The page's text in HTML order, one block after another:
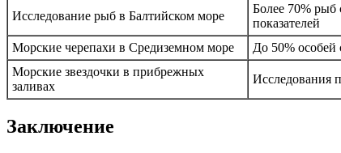
Исследование рыб в Балтийском море
Более 70% рыб
показателей
Морские черепахи в Средиземном море
До 50% особей
Морские звездочки в прибрежных
заливах
Исследования
Заключение